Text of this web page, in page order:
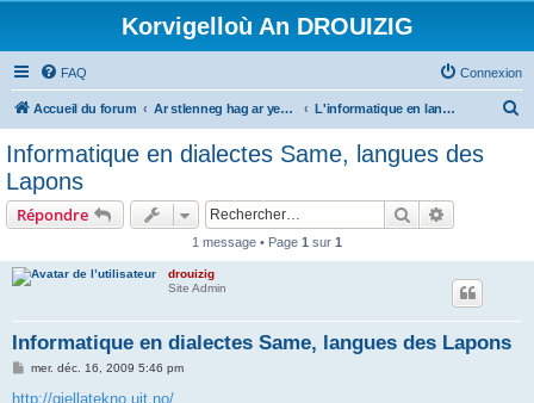
Korvigelloù An DROUIZIG
FAQ Connexion
Accueil du forum Ar stlenneg hag ar yezhoù bihan er bed a-bezh L'informatique en langues régionales et minoritaires
Informatique en dialectes Same, langues des
Lapons
Répondre Rechercher
1 message • Page 1 sur 1
drouizig
Site Admin
Informatique en dialectes Same, langues des Lapons
M
s
mer. déc. 16, 2009 5:46 pm
http://giellatekno.uit.no/